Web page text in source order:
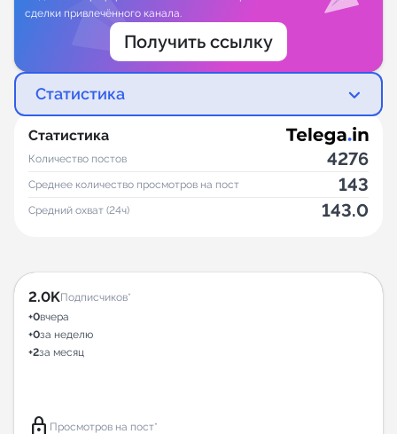
сделки привлечённого канала.
Получить ссылку
Статистика
Статистика
Количество постов 4276
Среднее количество просмотров на пост 143
Средний охват (24ч) 143.0
2.0KПодписчиков*
+0вчера
+0за неделю
+2за месяц
lock Просмотров на пост*